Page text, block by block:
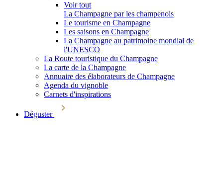
Voir tout
La Champagne par les champenois
Le tourisme en Champagne
Les saisons en Champagne
La Champagne au patrimoine mondial de
l'UNESCO
La Route touristique du Champagne
La carte de la Champagne
Annuaire des élaborateurs de Champagne
Agenda du vignoble
Carnets d'inspirations
Déguster